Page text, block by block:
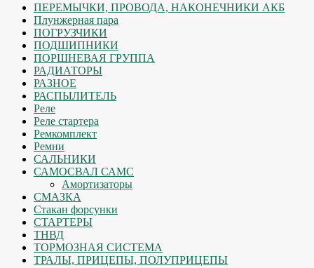
ПЕРЕМЫЧКИ, ПРОВОДА, НАКОНЕЧНИКИ АКБ
Плунжерная пара
ПОГРУЗЧИКИ
ПОДШИПНИКИ
ПОРШНЕВАЯ ГРУППА
РАДИАТОРЫ
РАЗНОЕ
РАСПЫЛИТЕЛЬ
Реле
Реле стартера
Ремкомплект
Ремни
САЛЬНИКИ
САМОСВАЛ САМС
Амортизаторы
СМАЗКА
Стакан форсунки
СТАРТЕРЫ
ТНВД
ТОРМОЗНАЯ СИСТЕМА
ТРАЛЫ, ПРИЦЕПЫ, ПОЛУПРИЦЕПЫ